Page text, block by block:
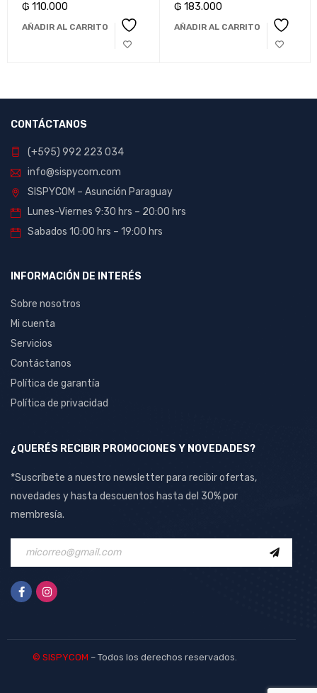
₲ 110.000
AÑADIR AL CARRITO
₲ 183.000
AÑADIR AL CARRITO
CONTÁCTANOS
(+595) 992 223 034
info@sispycom.com
SISPYCOM – Asunción Paraguay
Lunes-Viernes 9:30 hrs – 20:00 hrs
Sabados 10:00 hrs – 19:00 hrs
INFORMACIÓN DE INTERÉS
Sobre nosotros
Mi cuenta
Servicios
Contáctanos
Política de garantía
Política de privacidad
¿QUERÉS RECIBIR PROMOCIONES Y NOVEDADES?
*Suscríbete a nuestro newsletter para recibir ofertas,
novedades y hasta descuentos hasta del 30% por
membresía.
© SISPYCOM – Todos los derechos reservados.